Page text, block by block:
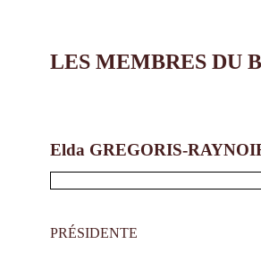
LES MEMBRES DU
Elda GREGORIS-
PRÉSIDENTE